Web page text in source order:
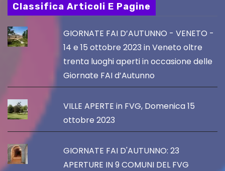
Classifica Articoli E Pagine
GIORNATE FAI D’AUTUNNO - VENETO -
14 e 15 ottobre 2023 in Veneto oltre
trenta luoghi aperti in occasione delle
Giornate FAI d’Autunno
VILLE APERTE in FVG, Domenica 15
ottobre 2023
GIORNATE FAI D'AUTUNNO: 23
APERTURE IN 9 COMUNI DEL FVG